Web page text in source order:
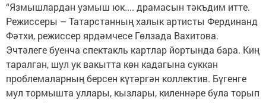
“Язмышлардан узмыш юк.... драмасын тәкъдим итте.
Режиссеры – Татарстанның халык артисты Фердинанд
Фәтхи, режиссер ярдәмчесе Гөлзада Вахитова.
Эчтәлеге буенча спектакль картлар йортында бара. Киң
таралган, шул ук вакытта көн кадагына суккан
проблемаларның берсен күтәргән коллектив. Бүгенге
мул тормышта уллары, кызлары, киленнәре була торып